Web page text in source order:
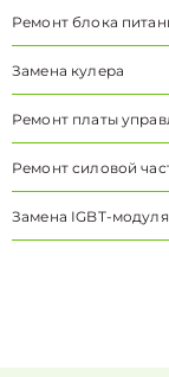
Ремонт блока
Замена кулера
Ремонт платы
Ремонт силовой
Замена IGBT-модуля